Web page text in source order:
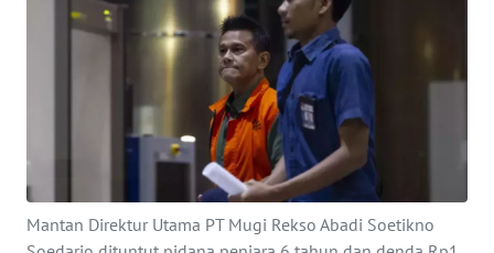
Mantan Direktur Utama PT Mugi Rekso Abadi Soetikno
KESEHATAN
INTERNASIONAL
PENDIDIKAN